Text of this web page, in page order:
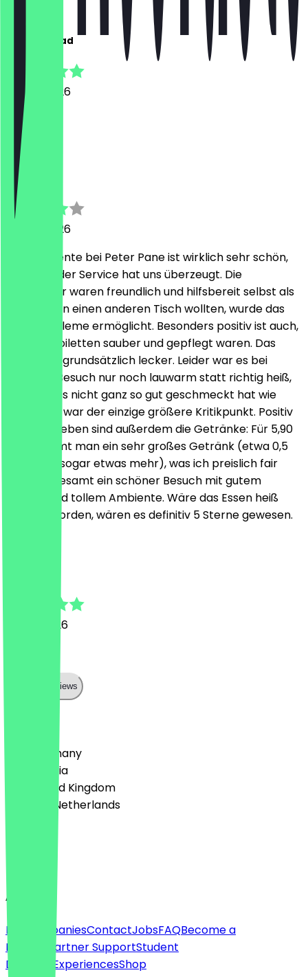
Abdessamad
23 July 2026
Very tasty
Deniz
23 July 2026
Das Ambiente bei Peter Pane ist wirklich sehr schön,
und auch der Service hat uns überzeugt. Die
Mitarbeiter waren freundlich und hilfsbereit selbst als
wir spontan einen anderen Tisch wollten, wurde das
ohne Probleme ermöglicht. Besonders positiv ist auch,
dass die Toiletten sauber und gepflegt waren. Das
Essen war grundsätzlich lecker. Leider war es bei
unserem Besuch nur noch lauwarm statt richtig heiß,
wodurch es nicht ganz so gut geschmeckt hat wie
sonst. Das war der einzige größere Kritikpunkt. Positiv
hervorzuheben sind außerdem die Getränke: Für 5,90
€ bekommt man ein sehr großes Getränk (etwa 0,5
Liter oder sogar etwas mehr), was ich preislich fair
finde. Insgesamt ein schöner Besuch mit gutem
Service und tollem Ambiente. Wäre das Essen heiß
serviert worden, wären es definitiv 5 Sterne gewesen.
19 July 2026
Show all reviews
🇩🇪 Germany
🇦🇹 Austria
🇬🇧 United Kingdom
🇳🇱 The Netherlands
English
About
For companiesContactJobsFAQBecome a
Partner
Partner SupportStudent
Discount
ExperiencesShop